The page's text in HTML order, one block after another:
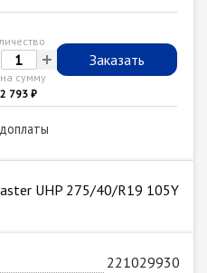
+
сумму
793 ₽
Заказать
UHP 275/40/R19 105Y
221029930